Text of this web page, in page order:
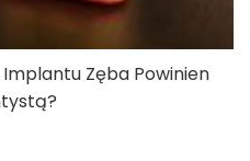
Implantu Zęba Powinien